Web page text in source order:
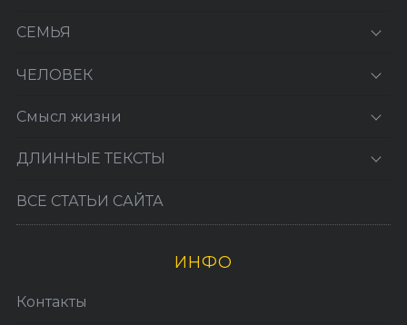
СЕМЬЯ
ЧЕЛОВЕК
Смысл жизни
ДЛИННЫЕ ТЕКСТЫ
ВСЕ СТАТЬИ САЙТА
ИНФО
Контакты